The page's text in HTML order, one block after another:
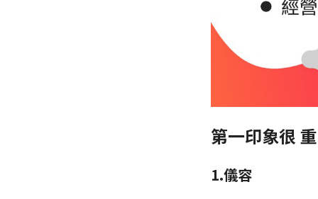
第一印象很
1.儀容